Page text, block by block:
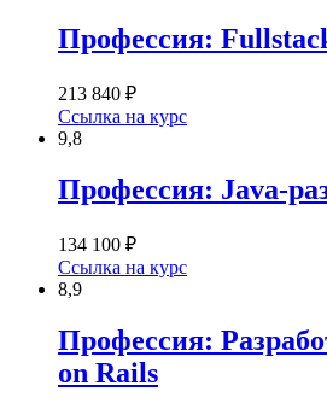
Профессия:
213 840 ₽
Ссылка на курс
9,8
Профессия: Java-
134 100 ₽
Ссылка на курс
8,9
Профессия:
on Rails